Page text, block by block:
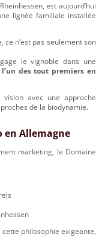
est aujourd’hui
lignée familiale installée
n’est pas seulement son
le vignoble dans une
l’un des tout premiers en
vision avec une approche
de la biodynamie.
en Allemagne
marketing, le Domaine
philosophie exigeante,